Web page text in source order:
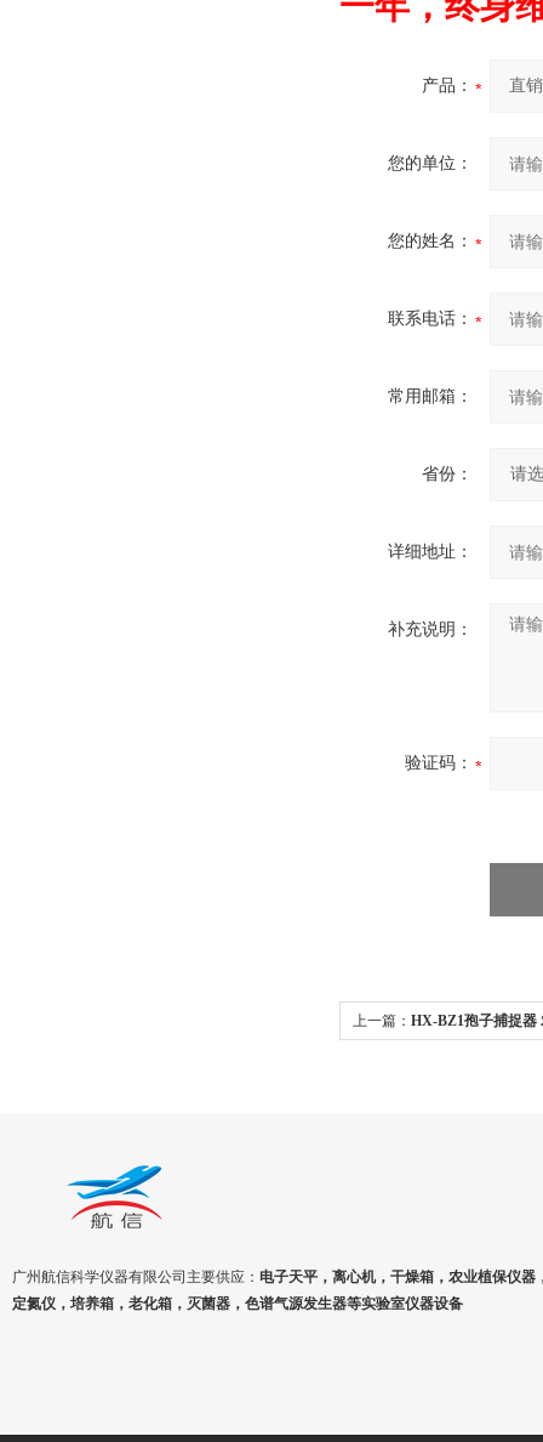
产品：
您的单位：
您的姓名：
联系电话：
常用邮箱：
省份：
详细地址：
补充说明：
验证码：
上一篇： HX-BZ1孢子捕捉器
广州航信科学仪器有限公司主要供应： 电子天平，离心机，干燥箱，农业植保仪器
定氮仪，培养箱，老化箱，灭菌器，色谱气源发生器等实验室仪器设备